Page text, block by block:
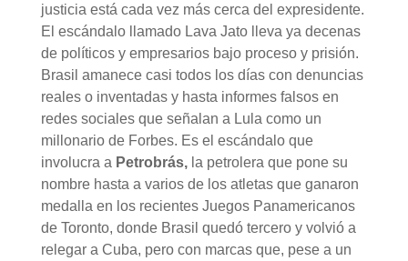
justicia está cada vez más cerca del expresidente.
El escándalo llamado Lava Jato lleva ya decenas
de políticos y empresarios bajo proceso y prisión.
Brasil amanece casi todos los días con denuncias
reales o inventadas y hasta informes falsos en
redes sociales que señalan a Lula como un
millonario de Forbes. Es el escándalo que
involucra a Petrobrás,la petrolera que pone su
nombre hasta a varios de los atletas que ganaron
medalla en los recientes Juegos Panamericanos
de Toronto, donde Brasil quedó tercero y volvió a
relegar a Cuba, pero con marcas que, pese a un